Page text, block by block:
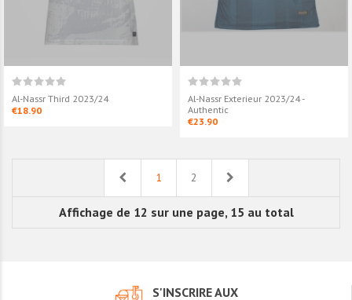
Al-Nassr Third 2023/24
€18.90
Al-Nassr Exterieur 2023/24 -
Authentic
€23.90
Previous1 2 Next
Affichage de 12 sur une page, 15 au total
S'INSCRIRE AUX